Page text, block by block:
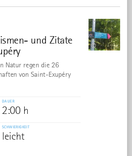
und Zitate
©
Natur regen die 26
von Saint-Exupéry
DAUER
2:00 h
SCHWIERIGKEIT
leicht